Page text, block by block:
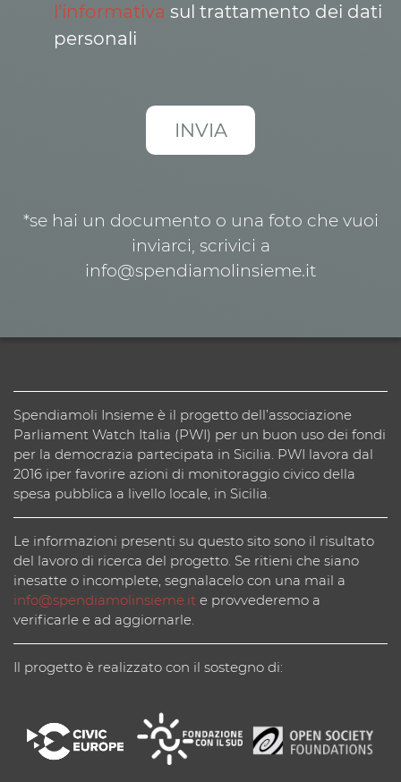
l’informativa sul trattamento dei dati
personali
*se hai un documento o una foto che vuoi
inviarci, scrivici a
info@spendiamolinsieme.it
Spendiamoli Insieme è il progetto dell’associazione
Parliament Watch Italia (PWI) per un buon uso dei fondi
per la democrazia partecipata in Sicilia. PWI lavora dal
2016 iper favorire azioni di monitoraggio civico della
spesa pubblica a livello locale, in Sicilia.
Le informazioni presenti su questo sito sono il risultato
del lavoro di ricerca del progetto. Se ritieni che siano
inesatte o incomplete, segnalacelo con una mail a
info@spendiamolinsieme.it e provvederemo a
verificarle e ad aggiornarle.
Il progetto è realizzato con il sostegno di: